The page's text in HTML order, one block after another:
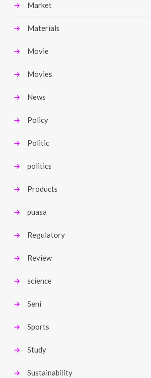
Market
Materials
Movie
Movies
News
Policy
Politic
politics
Products
puasa
Regulatory
Review
science
Seni
Sports
Study
Sustainability